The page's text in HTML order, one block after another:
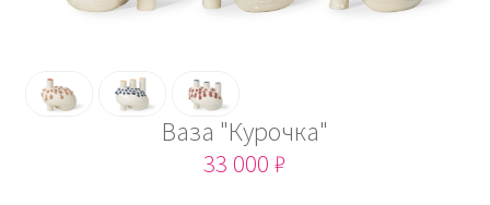
Ваза "Курочка"
33 000 ₽